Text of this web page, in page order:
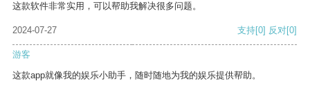
这款软件非常实用，可以帮助我解决很多问题。
2024-07-27 支持[0] 反对[0]
游客
这款app就像我的娱乐小助手，随时随地为我的娱乐提供帮助。